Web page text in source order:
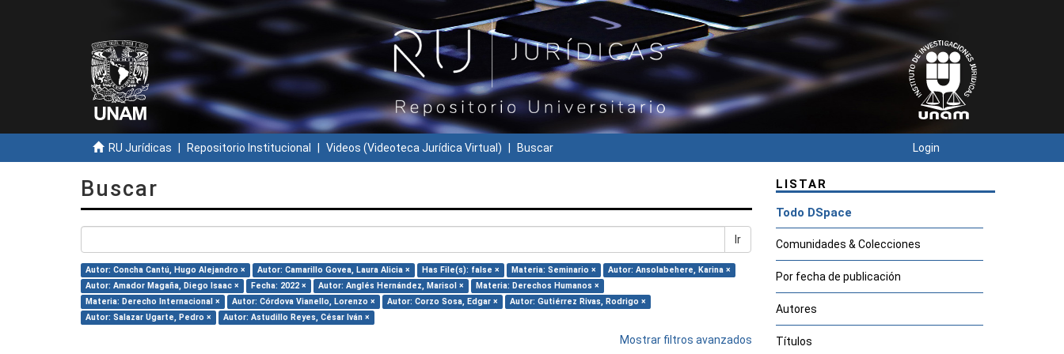
RU Jurídicas Repositorio Institucional Videos (Videoteca Jurídica Virtual) Buscar Login
Buscar
Ir
Autor: Concha Cantú, Hugo Alejandro × Autor: Camarillo Govea, Laura Alicia × Has File(s): false × Materia: Seminario ×
Autor: Ansolabehere, Karina ×
Autor: Amador Magaña, Diego Isaac ×
Fecha: 2022 × Autor: Anglés Hernández, Marisol ×
Materia: Derechos Humanos ×
Materia: Derecho Internacional ×
Autor: Córdova Vianello, Lorenzo × Autor: Corzo Sosa, Edgar ×
Autor: Gutiérrez Rivas, Rodrigo ×
Autor: Salazar Ugarte, Pedro ×
Autor: Astudillo Reyes, César Iván ×
Mostrar filtros avanzados
LISTAR
Todo DSpace
Comunidades & Colecciones
Por fecha de publicación
Autores
Títulos